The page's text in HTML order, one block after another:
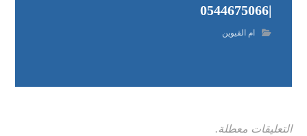
|0544675066
ام القيوين
التعليقات معطلة.